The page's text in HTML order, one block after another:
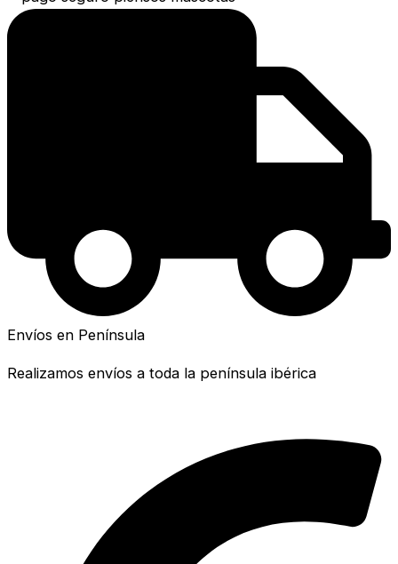
Envíos en Península
Realizamos envíos a toda la península ibérica